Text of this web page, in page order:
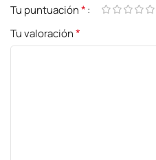
Tu puntuación*
Tu valoración*